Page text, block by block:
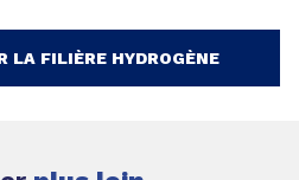
LA FILIÈRE HYDROGÈNE